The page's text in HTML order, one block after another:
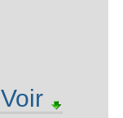
Voir